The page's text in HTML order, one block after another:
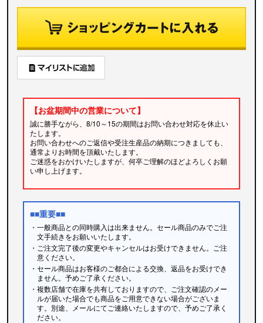
【お盆期間中の営業について】
誠に勝手ながら、8/10～15の期間はお問い合わせ対応を休止い
たします。
お問い合わせへのご返信や受注生産品の納期につきましても、
通常よりお時間を頂戴いたします。
ご迷惑をおかけいたしますが、何卒ご理解のほどよろしくお願
い申し上げます。
■■重要■■
・一般商品との同時購入は出来ません。セール商品のみでご注
文手続きをお願いいたします。
・ご注文完了後の変更やキャンセルはお受けできません。ご注
意ください。
・セール商品はお客様のご都合による交換、返品をお受けでき
ません。予めご了承ください。
・複数店舗で在庫を共有しておりますので、ご注文確認のメー
ルが届いた場合でも商品をご用意できない場合がございま
す。別途、メールにてご連絡いたしますので、予めご了承く
ださい。